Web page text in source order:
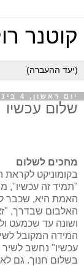
קוטנר
יום ראשון, 4 בינואר 2015
שלום עכשיו
מחכים לשלום
בקומוניקט לקראת
"תמיד זה עכשיו",
האמת היא, שכבר
האלבום שבדרך,
ושונה עד שכמעט
המידה המקובל
עכשיו" נחשב לשיר
בשלום חנוך. גם